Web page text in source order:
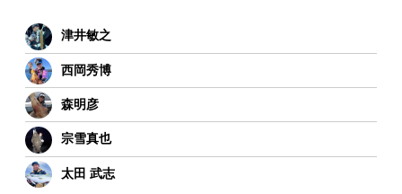
津井敏之
西岡秀博
森明彦
宗雪真也
太田 武志